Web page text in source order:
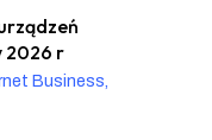
2026 r
Business,